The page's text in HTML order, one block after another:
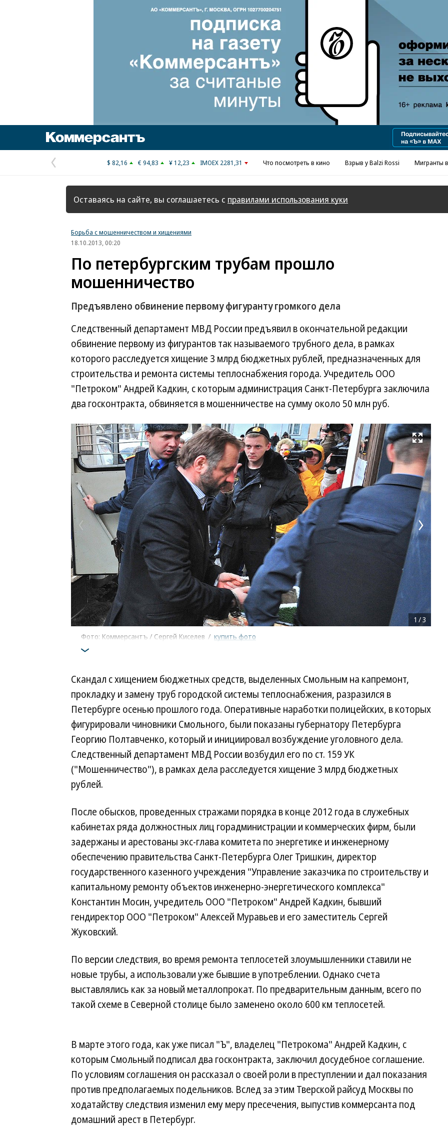
Реклама в «Ъ» www.kommersant.ru/ad
Предыдущая
страница
$ 82,16 € 94,83 ¥ 12,23 IMOEX 2281,31 Что посмотреть в кино Взрыв у Balzi Rossi Мигранты
Оставаясь на сайте, вы соглашаетесь с правилами использования куки
Борьба с мошенничеством и хищениями
18.10.2013, 00:20
По петербургским трубам прошло
мошенничество
Предъявлено обвинение первому фигуранту громкого дела
Следственный департамент МВД России предъявил в окончательной редакции
обвинение первому из фигурантов так называемого трубного дела, в рамках
которого расследуется хищение 3 млрд бюджетных рублей, предназначенных для
строительства и ремонта системы теплоснабжения города. Учредитель ООО
"Петроком" Андрей Кадкин, с которым администрация Санкт-Петербурга заключила
два госконтракта, обвиняется в мошенничестве на сумму около 50 млн руб.
Развернуть на весь экран
Фото: Коммерсантъ / Сергей Киселев / купить фото
1 /3
Скандал с хищением бюджетных средств, выделенных Смольным на капремонт,
прокладку и замену труб городской системы теплоснабжения, разразился в
Петербурге осенью прошлого года. Оперативные наработки полицейских, в которых
фигурировали чиновники Смольного, были показаны губернатору Петербурга
Георгию Полтавченко, который и инициировал возбуждение уголовного дела.
Следственный департамент МВД России возбудил его по ст. 159 УК
("Мошенничество"), в рамках дела расследуется хищение 3 млрд бюджетных
рублей.
После обысков, проведенных стражами порядка в конце 2012 года в служебных
кабинетах ряда должностных лиц горадминистрации и коммерческих фирм, были
задержаны и арестованы экс-глава комитета по энергетике и инженерному
обеспечению правительства Санкт-Петербурга Олег Тришкин, директор
государственного казенного учреждения "Управление заказчика по строительству и
капитальному ремонту объектов инженерно-энергетического комплекса"
Константин Мосин, учредитель ООО "Петроком" Андрей Кадкин, бывший
гендиректор ООО "Петроком" Алексей Муравьев и его заместитель Сергей
Жуковский.
По версии следствия, во время ремонта теплосетей злоумышленники ставили не
новые трубы, а использовали уже бывшие в употреблении. Однако счета
выставлялись как за новый металлопрокат. По предварительным данным, всего по
такой схеме в Северной столице было заменено около 600 км теплосетей.
В марте этого года, как уже писал "Ъ", владелец "Петрокома" Андрей Кадкин, с
которым Смольный подписал два госконтракта, заключил досудебное соглашение.
По условиям соглашения он рассказал о своей роли в преступлении и дал показания
против предполагаемых подельников. Вслед за этим Тверской райсуд Москвы по
ходатайству следствия изменил ему меру пресечения, выпустив коммерсанта под
домашний арест в Петербург.